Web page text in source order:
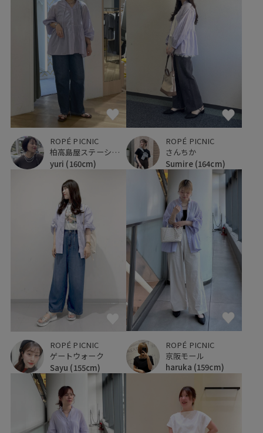
ROPÉ PICNIC
柏高島屋ステーションモール
yuri (160cm)
ROPÉ PICNIC
さんちか
Sumire (164cm)
ROPÉ PICNIC
ゲートウォーク
Sayu (155cm)
ROPÉ PICNIC
京阪モール
haruka (159cm)